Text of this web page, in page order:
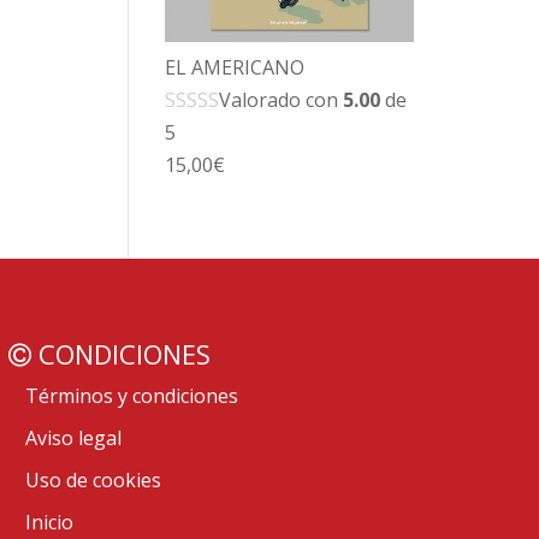
EL AMERICANO
Valorado con 5.00de
5
15,00€
CONDICIONES
Términos y condiciones
Aviso legal
Uso de cookies
Inicio